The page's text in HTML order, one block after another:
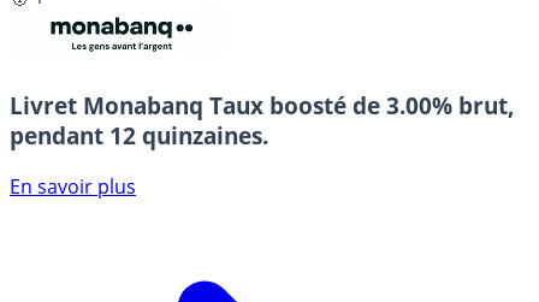
Livret Monabanq Taux boosté de 3.00% brut,
pendant 12 quinzaines.
En savoir plus